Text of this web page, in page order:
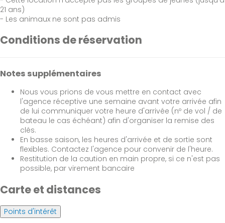
21 ans)
- Les animaux ne sont pas admis
Conditions de réservation
Notes supplémentaires
Nous vous prions de vous mettre en contact avec
l'agence réceptive une semaine avant votre arrivée afin
de lui communiquer votre heure d'arrivée (nº de vol / de
bateau le cas échéant) afin d'organiser la remise des
clés.
En basse saison, les heures d'arrivée et de sortie sont
flexibles. Contactez l'agence pour convenir de l'heure.
Restitution de la caution en main propre, si ce n'est pas
possible, par virement bancaire
Carte et distances
Points d'intérêt